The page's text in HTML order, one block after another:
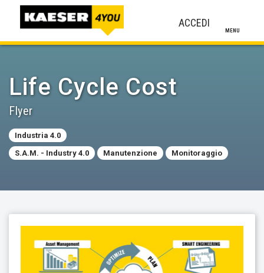
ACCEDI
MENU
Life Cycle Cost
Flyer
Industria 4.0
S.A.M. - Industry 4.0
Manutenzione Monitoraggio